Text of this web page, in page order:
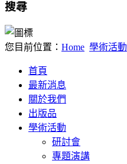
搜尋
您目前位置： Home 學術活動
首頁
最新消息
關於我們
出版品
學術活動
研討會
專題演講